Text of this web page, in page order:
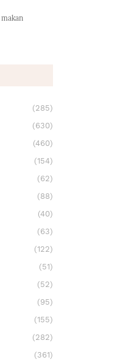
(285)
(630)
(460)
(154)
(62)
(88)
(40)
(63)
(122)
(51)
(52)
(95)
(155)
(282)
(361)